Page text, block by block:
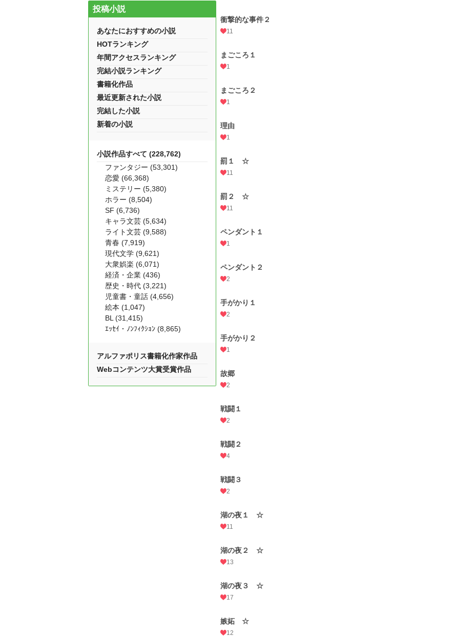
衝撃的な事件２
11
まごころ１
1
まごころ２
1
理由
1
罰１ ☆
11
罰２ ☆
11
ペンダント１
1
ペンダント２
2
手がかり１
2
手がかり２
1
故郷
2
戦闘１
2
戦闘２
4
戦闘３
2
湖の夜１ ☆
11
湖の夜２ ☆
13
湖の夜３ ☆
17
嫉妬 ☆
12
投稿小説
あなたにおすすめの小説
HOTランキング
年間アクセスランキング
完結小説ランキング
書籍化作品
最近更新された小説
完結した小説
新着の小説
小説作品すべて (228,762)
ファンタジー (53,301)
恋愛 (66,368)
ミステリー (5,380)
ホラー (8,504)
SF (6,736)
キャラ文芸 (5,634)
ライト文芸 (9,588)
青春 (7,919)
現代文学 (9,621)
大衆娯楽 (6,071)
経済・企業 (436)
歴史・時代 (3,221)
児童書・童話 (4,656)
絵本 (1,047)
BL (31,415)
ｴｯｾｲ・ﾉﾝﾌｨｸｼｮﾝ (8,865)
アルファポリス書籍化作家作品
Webコンテンツ大賞受賞作品